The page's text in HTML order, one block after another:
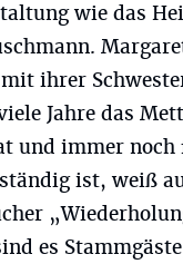
wie das
ihrer
Jahre das
und immer noch
ist, weiß
es